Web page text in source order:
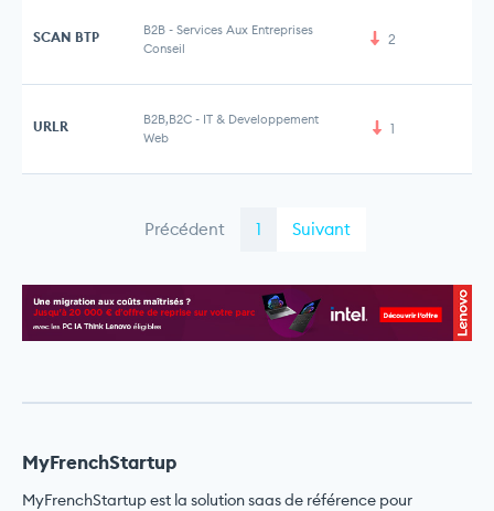
SCAN BTP B2B - Services Aux Entreprises
Conseil
2
URLR B2B,B2C - IT & Developpement
Web
1
Précédent 1 Suivant
MyFrenchStartup
MyFrenchStartup est la solution saas de référence pour